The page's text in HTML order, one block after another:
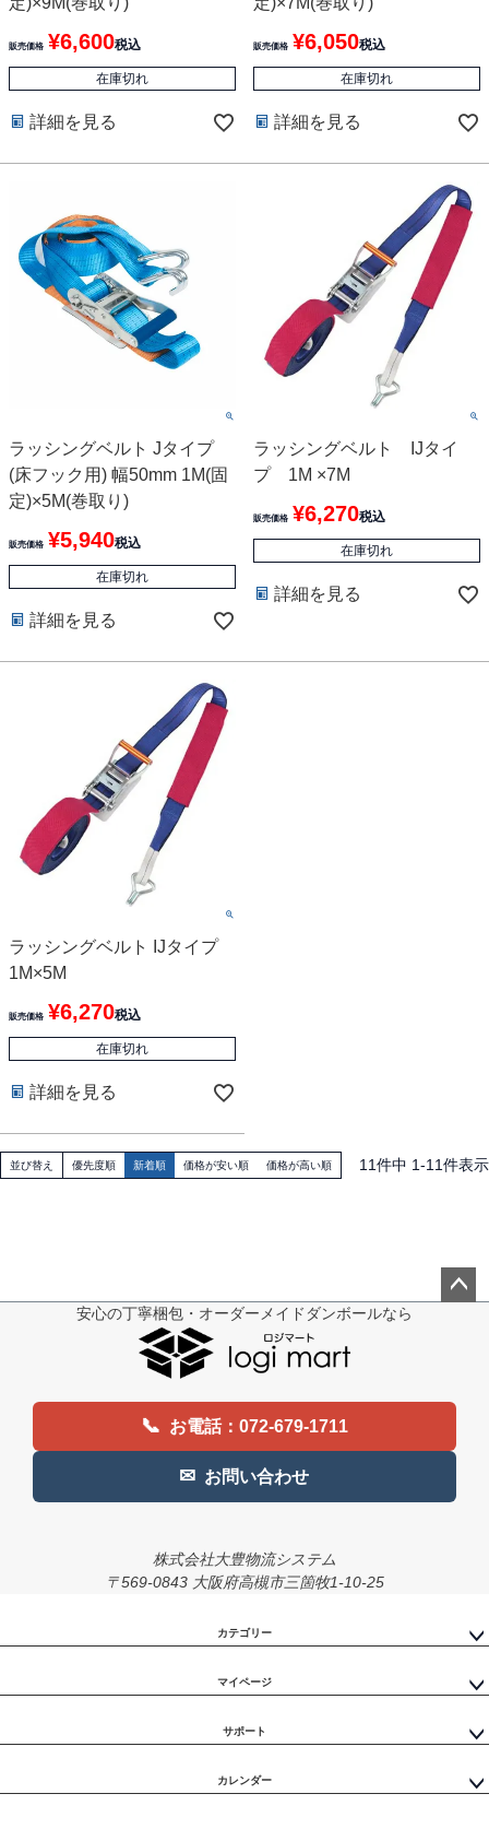
販売価格 ¥6,600税込
在庫切れ
詳細を見る
販売価格 ¥6,050税込
在庫切れ
詳細を見る
ラッシングベルト Jタイプ
(床フック用) 幅50mm 1M(固
定)×5M(巻取り)
販売価格 ¥5,940税込
在庫切れ
詳細を見る
ラッシングベルト IJタイ
プ 1M ×7M
販売価格 ¥6,270税込
在庫切れ
詳細を見る
ラッシングベルト IJタイプ
1M×5M
販売価格 ¥6,270税込
在庫切れ
詳細を見る
並び替え 優先度順 新着順 価格が安い順 価格が高い順 11件中 1-11件表示
安心の丁寧梱包・オーダーメイドダンボールなら
📞 お電話：072-679-1711
✉ お問い合わせ
株式会社大豊物流システム
〒569-0843 大阪府高槻市三箇牧1-10-25
カテゴリー
マイページ
サポート
カレンダー